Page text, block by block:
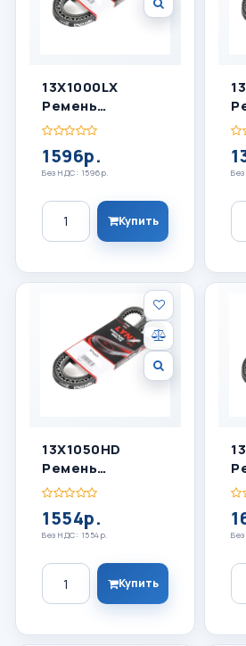
13X1000LX
Ремень
Клиновый
1596р.
Без НДС: 1596р.
Количество
Купить
13X1050HD
Ремень
Клиновый
1554р.
Без НДС: 1554р.
Количество
Купить